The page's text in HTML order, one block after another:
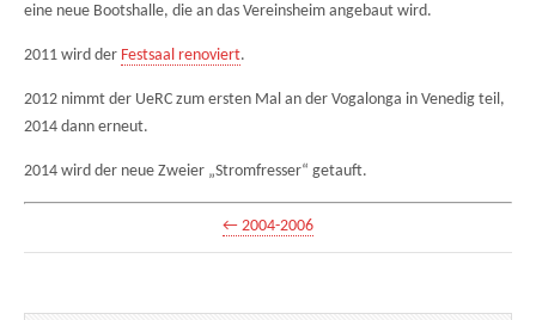
eine neue Bootshalle, die an das Vereinsheim angebaut wird.
2011 wird der Festsaal renoviert.
2012 nimmt der UeRC zum ersten Mal an der Vogalonga in Venedig teil,
2014 dann erneut.
2014 wird der neue Zweier „Stromfresser“ getauft.
← 2004-2006